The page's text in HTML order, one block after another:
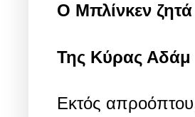
Ο Μπλίνκεν ζητά
Της Κύρας Αδάμ
Εκτός